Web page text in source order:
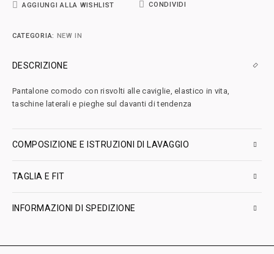
AGGIUNGI ALLA WISHLIST CONDIVIDI
CATEGORIA: NEW IN
DESCRIZIONE
Pantalone comodo con risvolti alle caviglie, elastico in vita,
taschine laterali e pieghe sul davanti di tendenza
COMPOSIZIONE E ISTRUZIONI DI LAVAGGIO
TAGLIA E FIT
INFORMAZIONI DI SPEDIZIONE